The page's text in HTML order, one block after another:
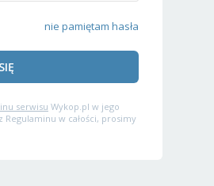
nie pamiętam hasła
serwisu Wykop.pl w jego
w całości, prosimy